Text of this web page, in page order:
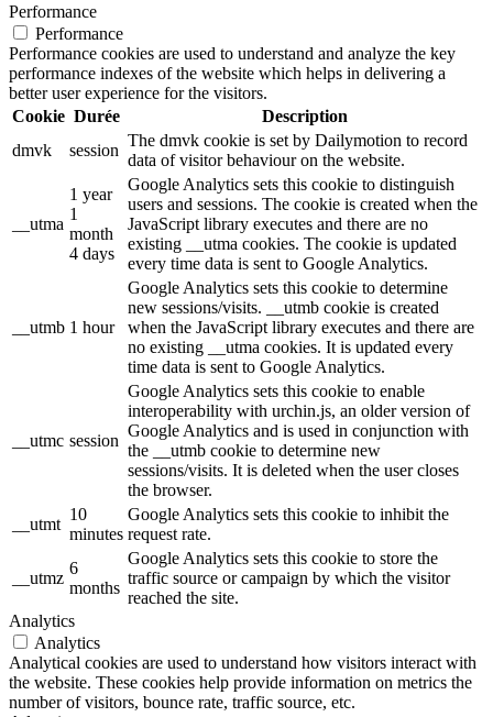
Performance
Performance
Performance cookies are used to understand and analyze the key
performance indexes of the website which helps in delivering a
better user experience for the visitors.
Cookie Durée
Description
dmvk
session
The dmvk cookie is set by Dailymotion to record
data of visitor behaviour on the website.
__utma
1 year
1
month
4 days
Google Analytics sets this cookie to distinguish
users and sessions. The cookie is created when the
JavaScript library executes and there are no
existing __utma cookies. The cookie is updated
every time data is sent to Google Analytics.
__utmb 1 hour
Google Analytics sets this cookie to determine
new sessions/visits. __utmb cookie is created
when the JavaScript library executes and there are
no existing __utma cookies. It is updated every
time data is sent to Google Analytics.
__utmc session
Google Analytics sets this cookie to enable
interoperability with urchin.js, an older version of
Google Analytics and is used in conjunction with
the __utmb cookie to determine new
sessions/visits. It is deleted when the user closes
the browser.
__utmt
10
minutes
Google Analytics sets this cookie to inhibit the
request rate.
__utmz
6
months
Google Analytics sets this cookie to store the
traffic source or campaign by which the visitor
reached the site.
Analytics
Analytics
Analytical cookies are used to understand how visitors interact with
the website. These cookies help provide information on metrics the
number of visitors, bounce rate, traffic source, etc.